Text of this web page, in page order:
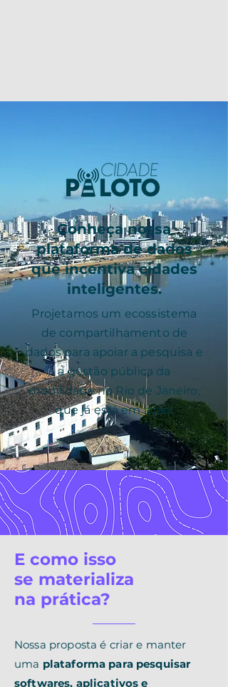
Conheça nossa
plataforma de dados
que incentiva cidades
inteligentes.
Projetamos um ecossistema
de compartilhamento de
dados para apoiar a pesquisa e
a gestão pública da
mobilidade no Rio de Janeiro,
que já está em ação!
E como isso
se materializa
na prática?
Nossa proposta é criar e manter
uma plataforma para pesquisar
softwares, aplicativos e